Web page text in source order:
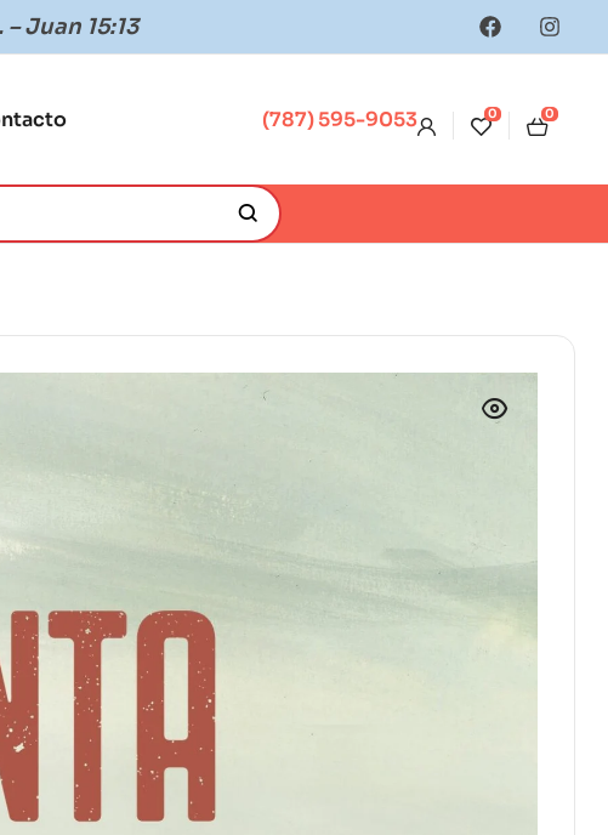
Juan 15:13
(787) 595-9053 0 0